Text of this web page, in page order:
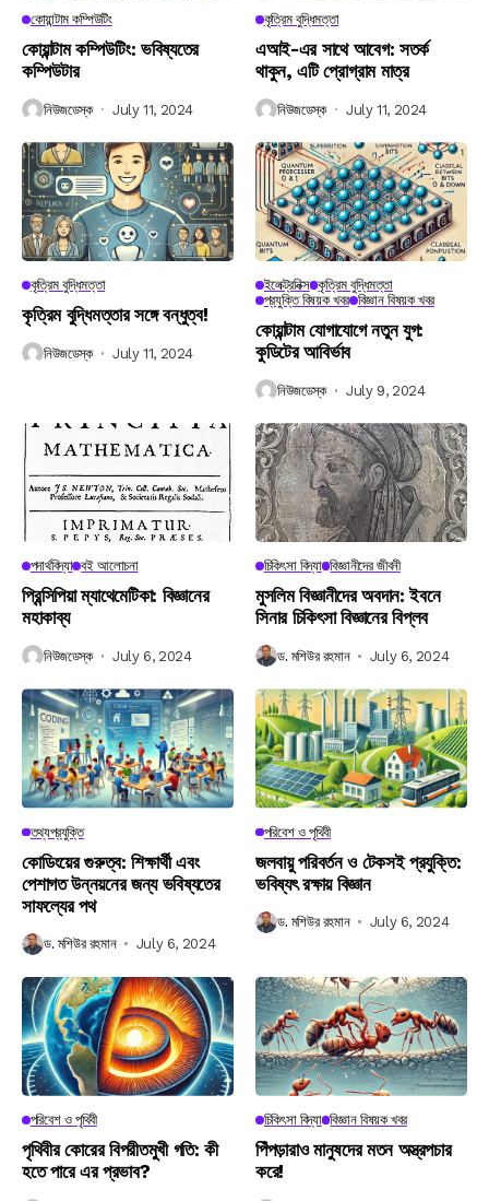
কোয়ান্টাম কম্পিউটিং
কোয়ান্টাম কম্পিউটিং: ভবিষ্যতের
কম্পিউটার
নিউজডেস্ক July 11, 2024
কৃত্রিম বুদ্ধিমত্তা
এআই-এর সাথে আবেগ: সতর্ক
থাকুন, এটি প্রোগ্রাম মাত্র
নিউজডেস্ক July 11, 2024
কৃত্রিম বুদ্ধিমত্তা
কৃত্রিম বুদ্ধিমত্তার সঙ্গে বন্ধুত্ব!
নিউজডেস্ক July 11, 2024
ইলেক্ট্রনিক্স কৃত্রিম বুদ্ধিমত্তা
প্রযুক্তি বিষয়ক খবর বিজ্ঞান বিষয়ক খবর
কোয়ান্টাম যোগাযোগে নতুন যুগ:
কুডিটের আবির্ভাব
নিউজডেস্ক July 9, 2024
পদার্থবিদ্যা বই আলোচনা
প্রিন্সিপিয়া ম্যাথেমেটিকা: বিজ্ঞানের
মহাকাব্য
নিউজডেস্ক July 6, 2024
চিকিৎসা বিদ্যা বিজ্ঞানীদের জীবনী
মুসলিম বিজ্ঞানীদের অবদান: ইবনে
সিনার চিকিৎসা বিজ্ঞানের বিপ্লব
ড. মশিউর রহমান July 6, 2024
তথ্যপ্রযুক্তি
কোডিংয়ের গুরুত্ব: শিক্ষার্থী এবং
পেশাগত উন্নয়নের জন্য ভবিষ্যতের
সাফল্যের পথ
ড. মশিউর রহমান July 6, 2024
পরিবেশ ও পৃথিবী
জলবায়ু পরিবর্তন ও টেকসই প্রযুক্তি:
ভবিষ্যৎ রক্ষায় বিজ্ঞান
ড. মশিউর রহমান July 6, 2024
পরিবেশ ও পৃথিবী
পৃথিবীর কোরের বিপরীতমুখী গতি: কী
হতে পারে এর প্রভাব?
চিকিৎসা বিদ্যা বিজ্ঞান বিষয়ক খবর
পিঁপড়ারাও মানুষদের মতন অস্ত্রপচার
করে!